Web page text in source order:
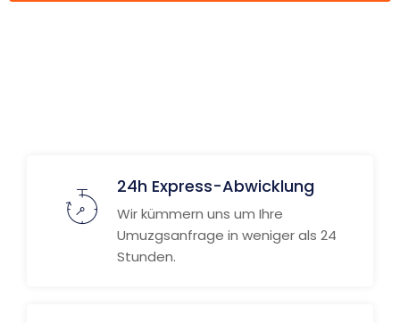
24h Express-Abwicklung
Wir kümmern uns um Ihre
Umuzgsanfrage in weniger als 24
Stunden.